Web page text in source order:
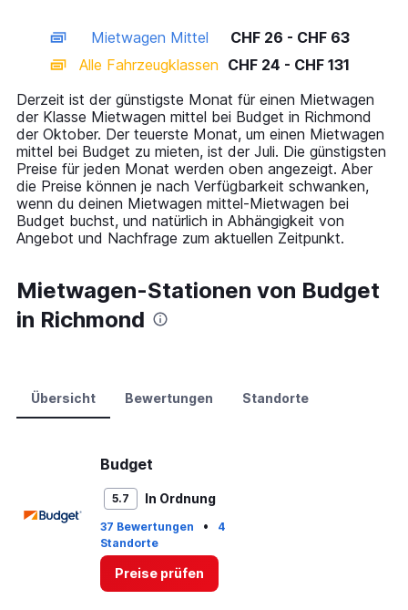
displaying
categories.
Range:
14
categories.
The
chart
has
1
Y
axis
displaying
values.
0
to
150.
Mietwagen Mittel
CHF 26 - CHF 63
Alle Fahrzeugklassen CHF 24 - CHF 131
Derzeit ist der günstigste Monat für einen Mietwagen
der Klasse Mietwagen mittel bei Budget in Richmond
der Oktober. Der teuerste Monat, um einen Mietwagen
mittel bei Budget zu mieten, ist der Juli. Die günstigsten
Preise für jeden Monat werden oben angezeigt. Aber
die Preise können je nach Verfügbarkeit schwanken,
wenn du deinen Mietwagen mittel-Mietwagen bei
Budget buchst, und natürlich in Abhängigkeit von
Angebot und Nachfrage zum aktuellen Zeitpunkt.
Mietwagen-Stationen von Budget
in Richmond
Übersicht Bewertungen Standorte
Budget
5.7 In Ordnung
37 Bewertungen •
4
Standorte
Preise prüfen